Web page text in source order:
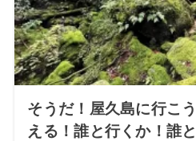
そうだ！屋久島に行こ
える！誰と行くか！誰